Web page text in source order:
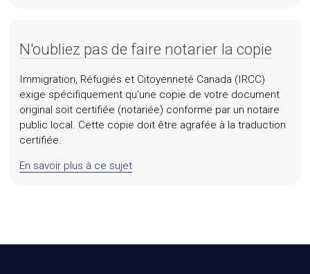
N'oubliez pas de faire notarier la copie
Immigration, Réfugiés et Citoyenneté Canada (IRCC)
exige spécifiquement qu'une copie de votre document
original soit certifiée (notariée) conforme par un notaire
public local. Cette copie doit être agrafée à la traduction
certifiée.
En savoir plus à ce sujet